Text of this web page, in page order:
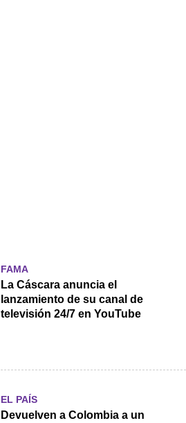
FAMA
La Cáscara anuncia el
lanzamiento de su canal de
televisión 24/7 en YouTube
EL PAÍS
Devuelven a Colombia a un